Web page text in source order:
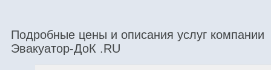
Подробные цены и описания услуг компании
Эвакуатор-ДоК .RU